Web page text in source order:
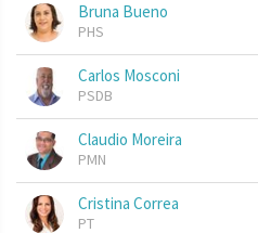
Bruna Bueno
PHS
Carlos Mosconi
PSDB
Claudio Moreira
PMN
Cristina Correa
PT